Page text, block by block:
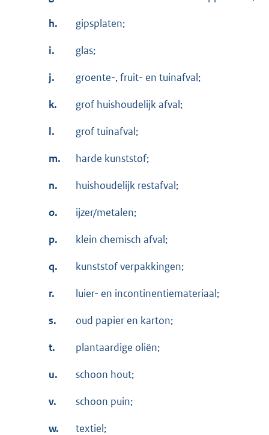
h. gipsplaten;
i. glas;
j. groente-, fruit- en tuinafval;
k. grof huishoudelijk afval;
l. grof tuinafval;
m. harde kunststof;
n. huishoudelijk restafval;
o. ijzer/metalen;
p. klein chemisch afval;
q. kunststof verpakkingen;
r. luier- en incontinentiemateriaal;
s. oud papier en karton;
t. plantaardige oliën;
u. schoon hout;
v. schoon puin;
w. textiel;